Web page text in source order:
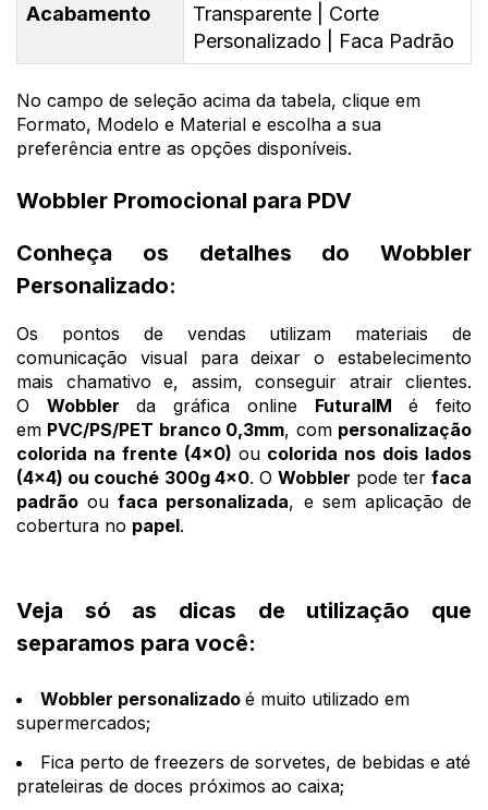
Acabamento
Transparente | Corte
Personalizado | Faca Padrão
No campo de seleção acima da tabela, clique em
Formato, Modelo e Material e escolha a sua
preferência entre as opções disponíveis.
Wobbler Promocional para PDV
Conheça os detalhes do Wobbler
Personalizado:
Os pontos de vendas utilizam materiais de
comunicação visual para deixar o estabelecimento
mais chamativo e, assim, conseguir atrair clientes.
O Wobbler da gráfica online FuturaIM é feito
em PVC/PS/PET branco 0,3mm, com personalização
colorida na frente (4x0) ou colorida nos dois lados
(4x4) ou couché 300g 4x0. OWobbler pode terfaca
padrão oufaca personalizada, e sem aplicação de
cobertura no papel.
Veja só as dicas de utilização que
separamos para você:
Wobbler personalizado é muito utilizado em
supermercados;
Fica perto de freezers de sorvetes, de bebidas e até
prateleiras de doces próximos ao caixa;